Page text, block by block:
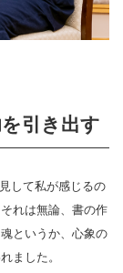
引き出す
して私が感じるの
れは無論、書の作
というか、心象の
ました。